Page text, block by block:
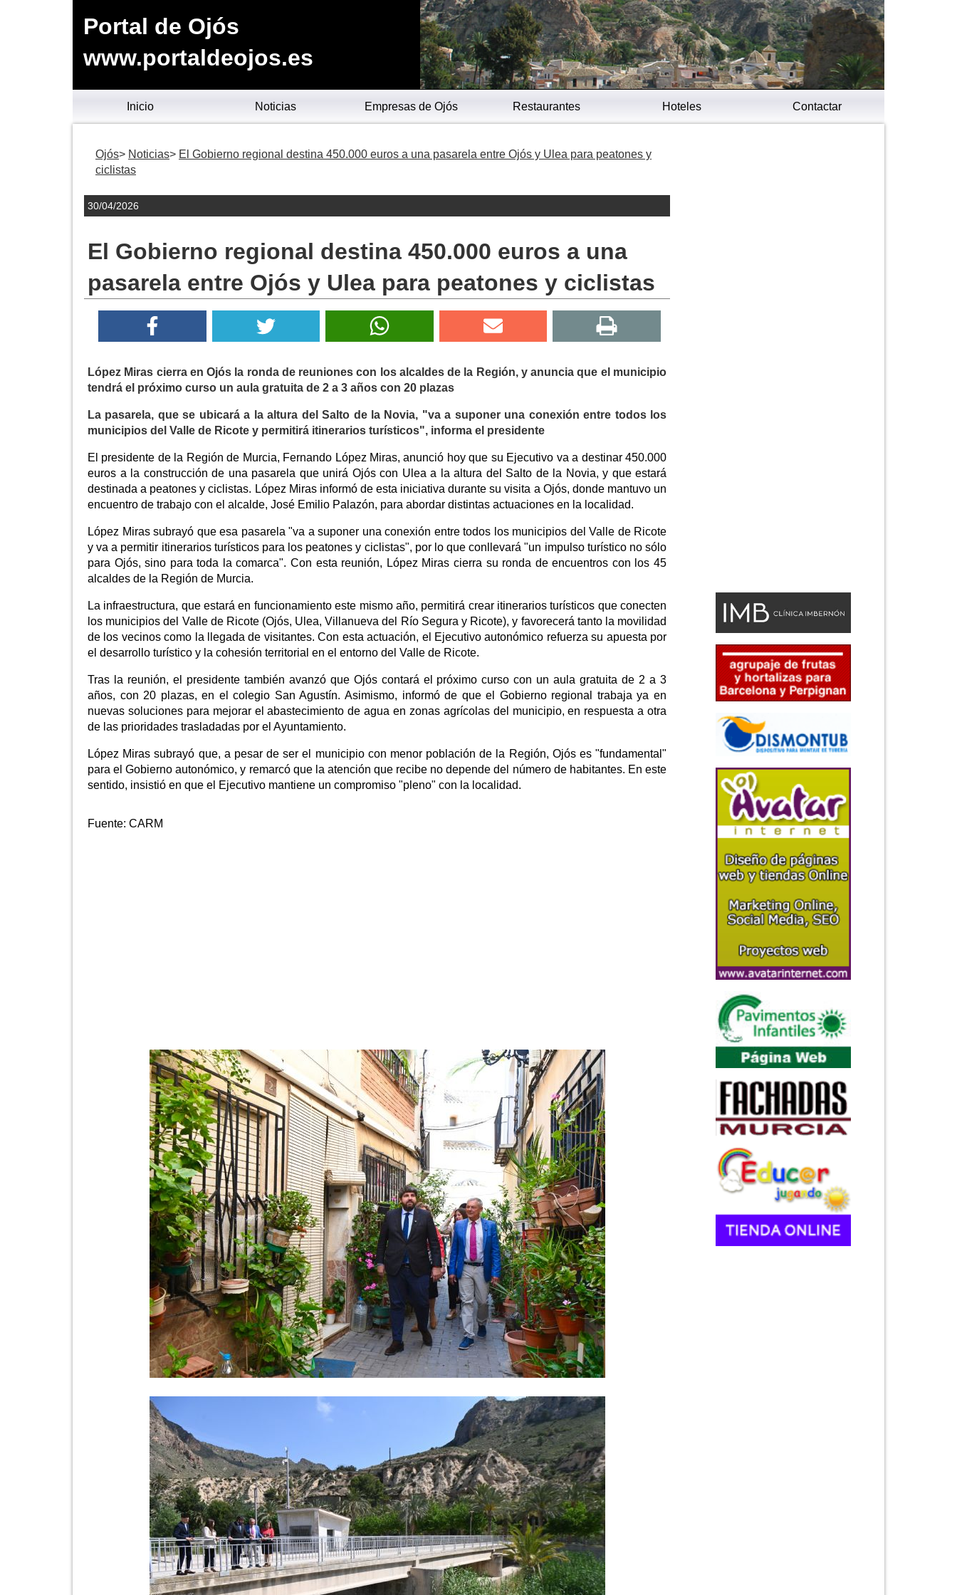
Portal de Ojós
www.portaldeojos.es
Inicio Noticias Empresas de Ojós Restaurantes Hoteles Contactar
Ojós Noticias
El Gobierno regional destina 450.000 euros a una pasarela entre Ojós y Ulea para peatones y
ciclistas
30/04/2026
El Gobierno regional destina 450.000 euros a una
pasarela entre Ojós y Ulea para peatones y ciclistas
López Miras cierra en Ojós la ronda de reuniones con los alcaldes de la Región, y anuncia que el municipio
tendrá el próximo curso un aula gratuita de 2 a 3 años con 20 plazas
La pasarela, que se ubicará a la altura del Salto de la Novia, "va a suponer una conexión entre todos los
municipios del Valle de Ricote y permitirá itinerarios turísticos", informa el presidente
El presidente de la Región de Murcia, Fernando López Miras, anunció hoy que su Ejecutivo va a destinar 450.000
euros a la construcción de una pasarela que unirá Ojós con Ulea a la altura del Salto de la Novia, y que estará
destinada a peatones y ciclistas. López Miras informó de esta iniciativa durante su visita a Ojós, donde mantuvo un
encuentro de trabajo con el alcalde, José Emilio Palazón, para abordar distintas actuaciones en la localidad.
López Miras subrayó que esa pasarela "va a suponer una conexión entre todos los municipios del Valle de Ricote
y va a permitir itinerarios turísticos para los peatones y ciclistas", por lo que conllevará "un impulso turístico no sólo
para Ojós, sino para toda la comarca". Con esta reunión, López Miras cierra su ronda de encuentros con los 45
alcaldes de la Región de Murcia.
La infraestructura, que estará en funcionamiento este mismo año, permitirá crear itinerarios turísticos que conecten
los municipios del Valle de Ricote (Ojós, Ulea, Villanueva del Río Segura y Ricote), y favorecerá tanto la movilidad
de los vecinos como la llegada de visitantes. Con esta actuación, el Ejecutivo autonómico refuerza su apuesta por
el desarrollo turístico y la cohesión territorial en el entorno del Valle de Ricote.
Tras la reunión, el presidente también avanzó que Ojós contará el próximo curso con un aula gratuita de 2 a 3
años, con 20 plazas, en el colegio San Agustín. Asimismo, informó de que el Gobierno regional trabaja ya en
nuevas soluciones para mejorar el abastecimiento de agua en zonas agrícolas del municipio, en respuesta a otra
de las prioridades trasladadas por el Ayuntamiento.
López Miras subrayó que, a pesar de ser el municipio con menor población de la Región, Ojós es "fundamental"
para el Gobierno autonómico, y remarcó que la atención que recibe no depende del número de habitantes. En este
sentido, insistió en que el Ejecutivo mantiene un compromiso "pleno" con la localidad.
Fuente: CARM